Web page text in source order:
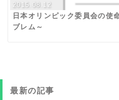
2015.08.12
日本オリンピック委員会の使
ブレム～
最新の記事